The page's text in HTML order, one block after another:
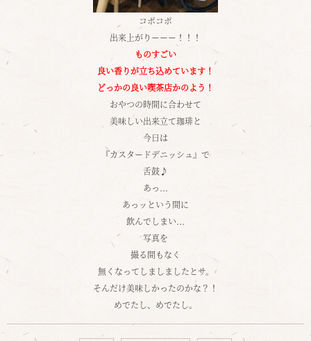
コポコポ
出来上がりーーー！！！
ものすごい
良い香りが立ち込めています！
どっかの良い喫茶店かのよう！
おやつの時間に合わせて
美味しい出来立て珈琲と
今日は
『カスタードデニッシュ』で
舌鼓♪
あっ...
あっッという間に
飲んでしまい...
写真を
撮る間もなく
無くなってしましましたとサ。
そんだけ美味しかったのかな？！
めでたし、めでたし。